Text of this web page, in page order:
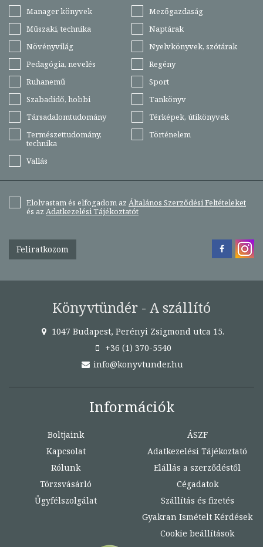
Manager könyvek
Mezőgazdaság
Műszaki, technika
Naptárak
Növényvilág
Nyelvkönyvek, szótárak
Pedagógia, nevelés
Regény
Ruhanemű
Sport
Szabadidő, hobbi
Tankönyv
Társadalomtudomány
Térképek, útikönyvek
Természettudomány,
technika
Történelem
Vallás
Elolvastam és elfogadom az Általános Szerződési Feltételeket
és az Adatkezelési Tájékoztatót
Feliratkozom
Könyvtündér - A szállító
1047 Budapest, Perényi Zsigmond utca 15.
+36 (1) 370-5540
info@konyvtunder.hu
Információk
Boltjaink
Kapcsolat
Rólunk
Törzsvásárló
Ügyfélszolgálat
ÁSZF
Adatkezelési Tájékoztató
Elállás a szerződéstől
Cégadatok
Szállítás és fizetés
Gyakran Ismételt Kérdések
Cookie beállítások